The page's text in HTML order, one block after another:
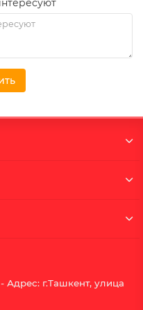
г.Ташкент, улица